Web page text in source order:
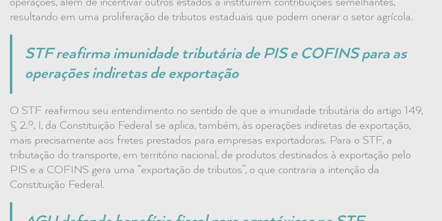
resultando em uma proliferação de tributos estaduais que podem onerar o setor agrícola.
STF reafirma imunidade tributária de PIS e COFINS para as
operações indiretas de exportação
O STF reafirmou seu entendimento no sentido de que a imunidade tributária do artigo 149,
§ 2.º, I, da Constituição Federal se aplica, também, às operações indiretas de exportação,
mais precisamente aos fretes prestados para empresas exportadoras. Para o STF, a
tributação do transporte, em território nacional, de produtos destinados à exportação pelo
PIS e a COFINS gera uma “exportação de tributos”, o que contraria a intenção da
Constituição Federal.